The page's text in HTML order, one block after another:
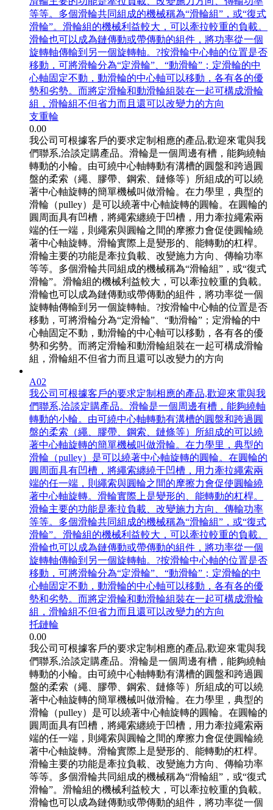
等等。多個滑輪共同組成的機械稱為“滑輪組”，或“復式
滑輪”。滑輪組的機械利益較大，可以牽拉較重的負載。
滑輪也可以成為鏈傳動或帶傳動的組件，將功率從一個
旋轉軸傳輸到另一個旋轉軸。?按滑輪中心軸的位置是否
移動，可將滑輪分為“定滑輪”、“動滑輪”；定滑輪的中
心軸固定不動，動滑輪的中心軸可以移動，各有各的優
勢和劣勢。而將定滑輪和動滑輪組裝在一起可構成滑輪
組，滑輪組不但省力而且還可以改變力的方向
支重輪
0.00
我公司可根據客戶的要求定制相應的產品,歡迎來電與我
們聯系,洽談定購產品。滑輪是一個周邊有槽，能夠繞軸
轉動的小輪。由可繞中心軸轉動有溝槽的圓盤和跨過圓
盤的柔索（繩、膠帶、鋼索、鏈條等）所組成的可以繞
著中心軸旋轉的簡單機械叫做滑輪。在力學里，典型的
滑輪（pulley）是可以繞著中心軸旋轉的圓輪。在圓輪的
圓周面具有凹槽，將繩索纏繞于凹槽，用力牽拉繩索兩
端的任一端，則繩索與圓輪之間的摩擦力會促使圓輪繞
著中心軸旋轉。滑輪實際上是變形的、能轉動的杠桿。
滑輪主要的功能是牽拉負載、改變施力方向、傳輸功率
等等。多個滑輪共同組成的機械稱為“滑輪組”，或“復式
滑輪”。滑輪組的機械利益較大，可以牽拉較重的負載。
滑輪也可以成為鏈傳動或帶傳動的組件，將功率從一個
旋轉軸傳輸到另一個旋轉軸。?按滑輪中心軸的位置是否
移動，可將滑輪分為“定滑輪”、“動滑輪”；定滑輪的中
心軸固定不動，動滑輪的中心軸可以移動，各有各的優
勢和劣勢。而將定滑輪和動滑輪組裝在一起可構成滑輪
組，滑輪組不但省力而且還可以改變力的方向
A02
我公司可根據客戶的要求定制相應的產品,歡迎來電與我
們聯系,洽談定購產品。滑輪是一個周邊有槽，能夠繞軸
轉動的小輪。由可繞中心軸轉動有溝槽的圓盤和跨過圓
盤的柔索（繩、膠帶、鋼索、鏈條等）所組成的可以繞
著中心軸旋轉的簡單機械叫做滑輪。在力學里，典型的
滑輪（pulley）是可以繞著中心軸旋轉的圓輪。在圓輪的
圓周面具有凹槽，將繩索纏繞于凹槽，用力牽拉繩索兩
端的任一端，則繩索與圓輪之間的摩擦力會促使圓輪繞
著中心軸旋轉。滑輪實際上是變形的、能轉動的杠桿。
滑輪主要的功能是牽拉負載、改變施力方向、傳輸功率
等等。多個滑輪共同組成的機械稱為“滑輪組”，或“復式
滑輪”。滑輪組的機械利益較大，可以牽拉較重的負載。
滑輪也可以成為鏈傳動或帶傳動的組件，將功率從一個
旋轉軸傳輸到另一個旋轉軸。?按滑輪中心軸的位置是否
移動，可將滑輪分為“定滑輪”、“動滑輪”；定滑輪的中
心軸固定不動，動滑輪的中心軸可以移動，各有各的優
勢和劣勢。而將定滑輪和動滑輪組裝在一起可構成滑輪
組，滑輪組不但省力而且還可以改變力的方向
托鏈輪
0.00
我公司可根據客戶的要求定制相應的產品,歡迎來電與我
們聯系,洽談定購產品。滑輪是一個周邊有槽，能夠繞軸
轉動的小輪。由可繞中心軸轉動有溝槽的圓盤和跨過圓
盤的柔索（繩、膠帶、鋼索、鏈條等）所組成的可以繞
著中心軸旋轉的簡單機械叫做滑輪。在力學里，典型的
滑輪（pulley）是可以繞著中心軸旋轉的圓輪。在圓輪的
圓周面具有凹槽，將繩索纏繞于凹槽，用力牽拉繩索兩
端的任一端，則繩索與圓輪之間的摩擦力會促使圓輪繞
著中心軸旋轉。滑輪實際上是變形的、能轉動的杠桿。
滑輪主要的功能是牽拉負載、改變施力方向、傳輸功率
等等。多個滑輪共同組成的機械稱為“滑輪組”，或“復式
滑輪”。滑輪組的機械利益較大，可以牽拉較重的負載。
滑輪也可以成為鏈傳動或帶傳動的組件，將功率從一個